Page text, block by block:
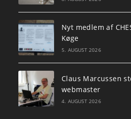
Nyt medlem af
Køge
5. AUGUST 2026
Claus Marcussen
webmaster
4. AUGUST 2026